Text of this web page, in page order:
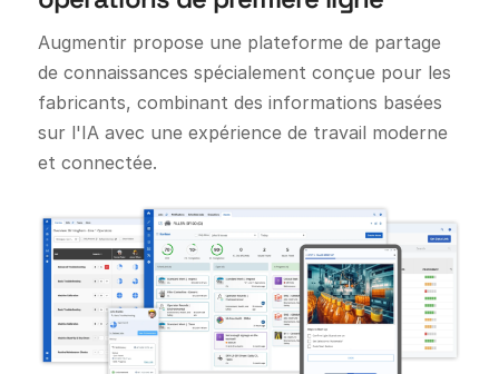
Augmentir propose une plateforme de partage
de connaissances spécialement conçue pour les
fabricants, combinant des informations basées
sur l'IA avec une expérience de travail moderne
et connectée.